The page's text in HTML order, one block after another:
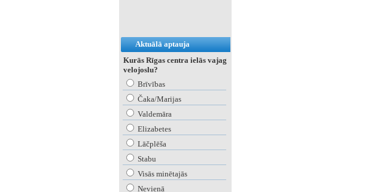
Aktuālā aptauja
Kurās Rīgas centra ielās vajag
velojoslu?
Brīvības
Čaka/Marijas
Valdemāra
Elizabetes
Lāčplēša
Stabu
Visās minētajās
Nevienā